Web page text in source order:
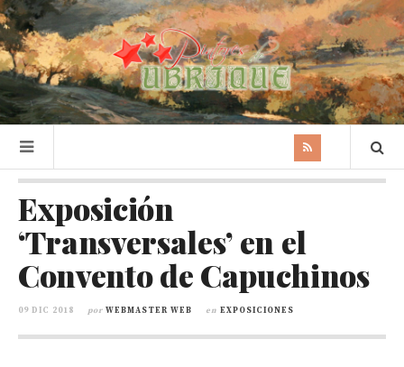
Exposición
‘Transversales’ en el
Convento de Capuchinos
09 DIC 2018 por WEBMASTER WEB en EXPOSICIONES